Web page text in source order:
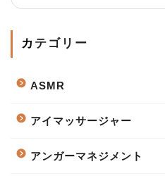
カテゴリー
ASMR
アイマッサージャー
アンガーマネジメント